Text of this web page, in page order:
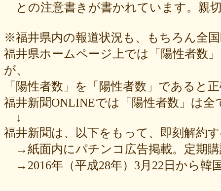
との注意書きが書かれています。親
※福井県内の報道状況も、もちろん全
福井県ホームページ上では「陽性者数
が、
「陽性者数」を「陽性者数」であると
福井新聞ONLINEでは「陽性者数」は
↓
福井新聞は、以下をもって、即刻解約
→紙面内にパチンコ広告掲載。定期
→2016年（平成28年）3月22日から韓